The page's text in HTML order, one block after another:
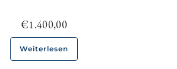
€1.400,00
Weiterlesen